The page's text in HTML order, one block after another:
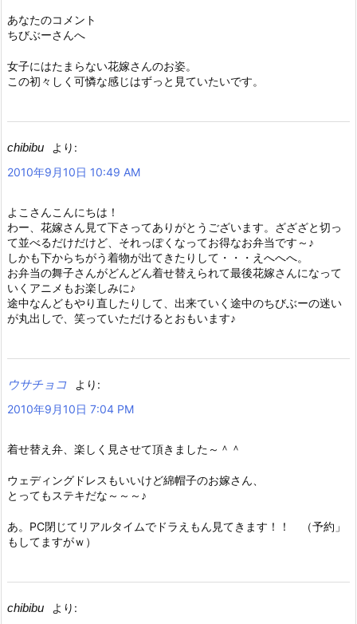
あなたのコメント
ちびぶーさんへ
女子にはたまらない花嫁さんのお姿。
この初々しく可憐な感じはずっと見ていたいです。
chibibu
より:
2010年9月10日 10:49 AM
よこさんこんにちは！
わー、花嫁さん見て下さってありがとうございます。ざざざと切っ
て並べるだけだけど、それっぽくなってお得なお弁当です～♪
しかも下からちがう着物が出てきたりして・・・えへへへ。
お弁当の舞子さんがどんどん着せ替えられて最後花嫁さんになって
いくアニメもお楽しみに♪
途中なんどもやり直したりして、出来ていく途中のちびぶーの迷い
が丸出しで、笑っていただけるとおもいます♪
ウサチョコ
より:
2010年9月10日 7:04 PM
着せ替え弁、楽しく見させて頂きました～＾＾
ウェディングドレスもいいけど綿帽子のお嫁さん、
とってもステキだな～～～♪
あ。PC閉じてリアルタイムでドラえもん見てきます！！ （予約」
もしてますがｗ）
chibibu
より: